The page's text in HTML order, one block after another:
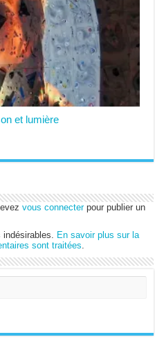
et lumière
vous connecterpour publier un
En savoir plus sur la
sont traitées